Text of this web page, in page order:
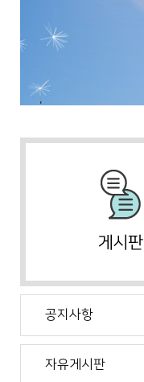
공지사항
자유게시판